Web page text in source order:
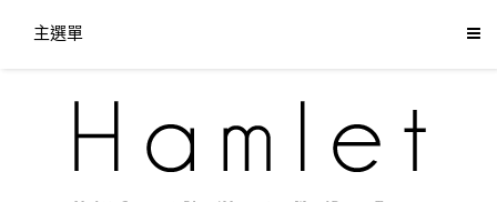
主選單